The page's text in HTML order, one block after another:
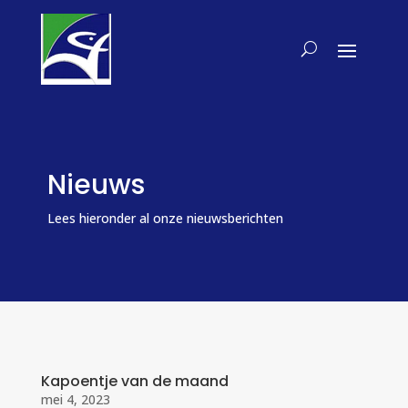
Nieuws
Lees hieronder al onze nieuwsberichten
Kapoentje van de maand
mei 4, 2023